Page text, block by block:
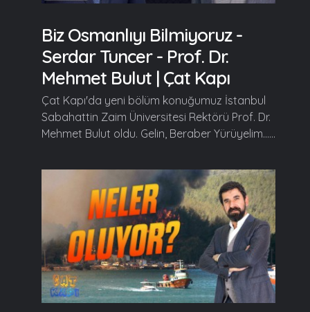
Biz Osmanlıyı Bilmiyoruz -
Serdar Tuncer - Prof. Dr.
Mehmet Bulut | Çat Kapı
Çat Kapı'da yeni bölüm konuğumuz İstanbul
Sabahattin Zaim Üniversitesi Rektörü Prof. Dr.
Mehmet Bulut oldu. Gelin, Beraber Yürüyelim......